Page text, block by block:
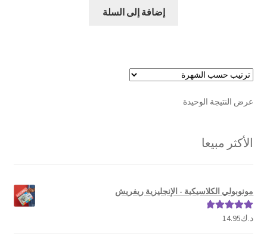
إضافة إلى السلة
عرض النتيجة الوحيدة
الأكثر مبيعا
مونوبولي الكلاسيكية - الإنجليزية ريفريش
تم التقييم
د.ك14.95